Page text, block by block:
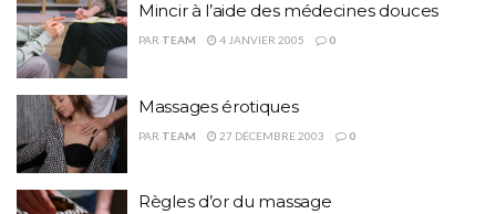
Mincir à l’aide des médecines douces
PAR TEAM 4 JANVIER 2005 0
Massages érotiques
PAR TEAM 27 DÉCEMBRE 2003 0
Règles d’or du massage